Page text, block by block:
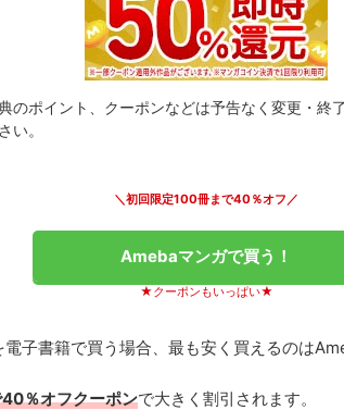
のポイント、クーポンなどは予告なく変更・終
い。
＼初回限定100冊まで40％オフ／
Amebaマンガで買う！
★クーポンもいっぱい★
子書籍で買う場合、最も安く買えるのは
％オフクーポンで大きく割引されます。